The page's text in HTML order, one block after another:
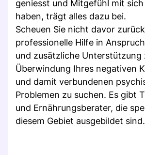
geniesst und Mitgefühl mit
haben, trägt alles dazu bei.
Scheuen Sie nicht davor
professionelle Hilfe in
und zusätzliche Unterstützung
Überwindung Ihres negativen
und damit verbundenen
Problemen zu suchen. Es gibt
und Ernährungsberater, die
diesem Gebiet ausgebildet sind.